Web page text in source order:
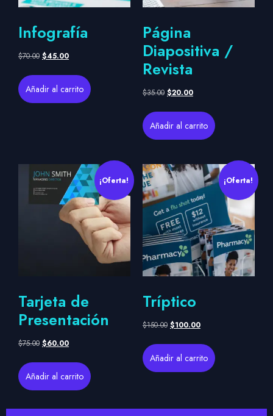
Infografía
$70.00 $45.00
Añadir al carrito
Página
Diapositiva /
Revista
$35.00 $20.00
Añadir al carrito
¡Oferta!
Tarjeta de
Presentación
$75.00 $60.00
Añadir al carrito
¡Oferta!
Tríptico
$150.00 $100.00
Añadir al carrito